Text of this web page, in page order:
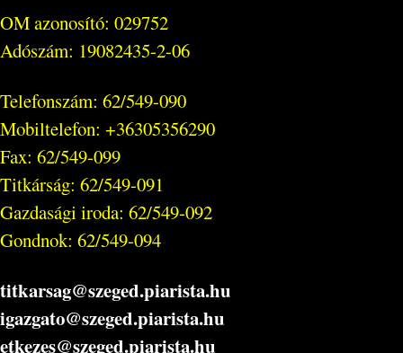
OM azonosító: 029752
Adószám: 19082435-2-06
Telefonszám: 62/549-090
Mobiltelefon: +36305356290
Fax: 62/549-099
Titkárság: 62/549-091
Gazdasági iroda: 62/549-092
Gondnok: 62/549-094
titkarsag@szeged.piarista.hu
igazgato@szeged.piarista.hu
etkezes@szeged.piarista.hu